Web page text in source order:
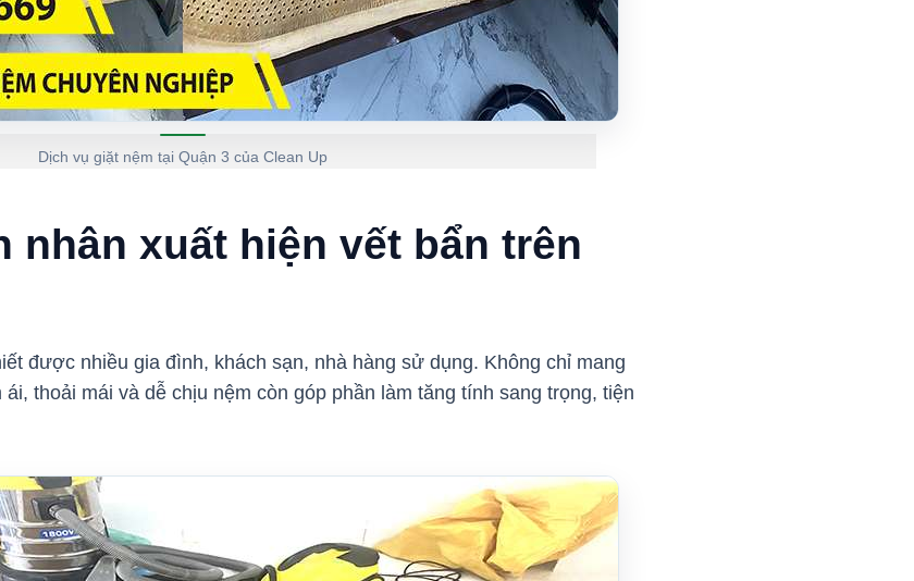
Dịch vụ giặt nệm tại Quận 3 của Clean Up
nhân xuất hiện vết bẩn trên
được nhiều gia đình, khách sạn, nhà hàng sử dụng. Không chỉ mang
thoải mái và dễ chịu nệm còn góp phần làm tăng tính sang trọng, tiện